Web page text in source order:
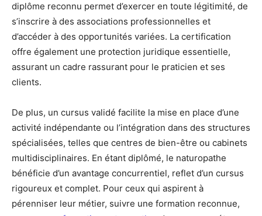
diplôme reconnu permet d’exercer en toute légitimité, de
s’inscrire à des associations professionnelles et
d’accéder à des opportunités variées. La certification
offre également une protection juridique essentielle,
assurant un cadre rassurant pour le praticien et ses
clients.
De plus, un cursus validé facilite la mise en place d’une
activité indépendante ou l’intégration dans des structures
spécialisées, telles que centres de bien-être ou cabinets
multidisciplinaires. En étant diplômé, le naturopathe
bénéficie d’un avantage concurrentiel, reflet d’un cursus
rigoureux et complet. Pour ceux qui aspirent à
pérenniser leur métier, suivre une formation reconnue,